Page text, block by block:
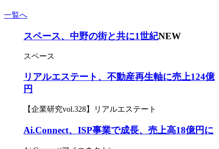
一覧へ
スペース、中野の街と共に1世紀NEW
スペース
リアルエステート、不動産再生軸に売上124億
円
【企業研究vol.328】リアルエステート
Ai.Connect、ISP事業で成長、売上高18億円に